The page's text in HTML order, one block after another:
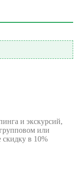
и экскурсий,
или
в 10%